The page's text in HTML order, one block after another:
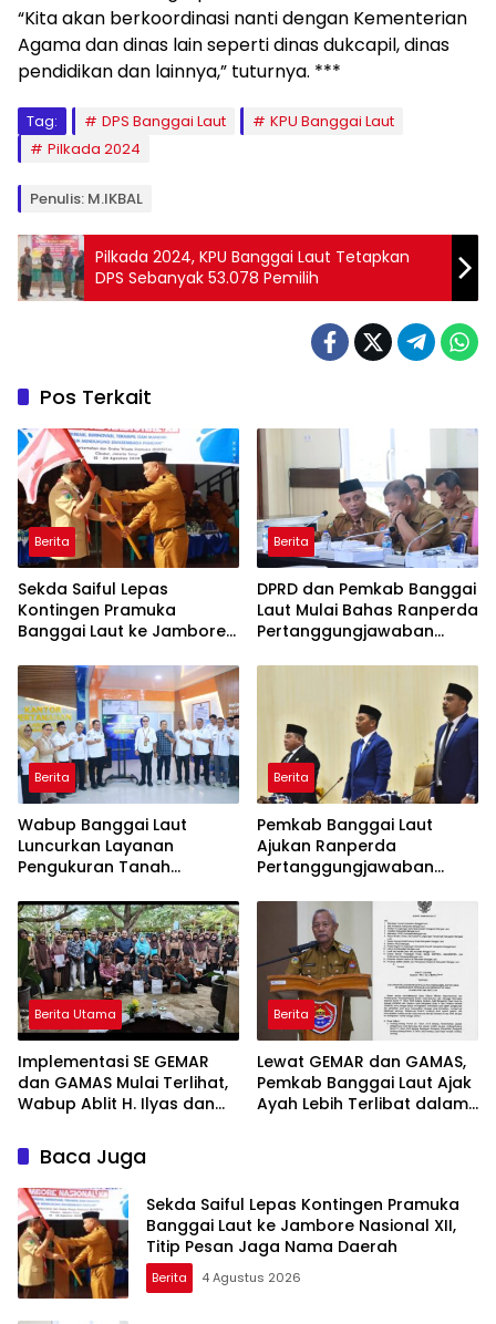
“Kita akan berkoordinasi nanti dengan Kementerian
Agama dan dinas lain seperti dinas dukcapil, dinas
pendidikan dan lainnya,” tuturnya. ***
Tag: DPS Banggai Laut
KPU Banggai Laut
Pilkada 2024
Penulis: M.IKBAL
Pilkada 2024, KPU Banggai Laut Tetapkan
DPS Sebanyak 53.078 Pemilih
Pos Terkait
Berita
Sekda Saiful Lepas
Kontingen Pramuka
Banggai Laut ke Jambore
Jaga Nama Daerah
Berita
DPRD dan Pemkab Banggai
Laut Mulai Bahas Ranperda
Pertanggungjawaban
Berita
Wabup Banggai Laut
Luncurkan Layanan
Pengukuran Tanah
Akses dan Tingkatkan
Kepastian Hukum
Berita
Pemkab Banggai Laut
Ajukan Ranperda
Pertanggungjawaban
Pendapatan Tembus 97,02
Berita Utama
Implementasi SE GEMAR
dan GAMAS Mulai Terlihat,
Wabup Ablit H. Ilyas dan
Kompak Ambil Rapor Anak
Berita
Lewat GEMAR dan GAMAS,
Pemkab Banggai Laut Ajak
Ayah Lebih Terlibat dalam
Baca Juga
Sekda Saiful Lepas Kontingen Pramuka
Banggai Laut ke Jambore Nasional XII,
Titip Pesan Jaga Nama Daerah
Berita 4 Agustus 2026